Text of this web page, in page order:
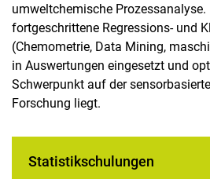
umweltchemische
fortgeschrittene Regressions- und
(Chemometrie, Data Mining,
in Auswertungen eingesetzt und
Schwerpunkt auf der
Forschung liegt.
Statistikschulungen